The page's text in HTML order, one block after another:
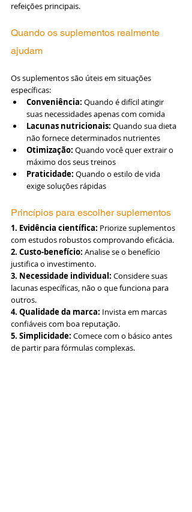
refeições principais.
Quando os suplementos realmente
ajudam
Os suplementos são úteis em situações
específicas:
Conveniência: Quando é difícil atingir
suas necessidades apenas com comida
Lacunas nutricionais: Quando sua dieta
não fornece determinados nutrientes
Otimização: Quando você quer extrair o
máximo dos seus treinos
Praticidade: Quando o estilo de vida
exige soluções rápidas
Princípios para escolher suplementos
1. Evidência científica: Priorize suplementos
com estudos robustos comprovando eficácia.
2. Custo-benefício: Analise se o benefício
justifica o investimento.
3. Necessidade individual: Considere suas
lacunas específicas, não o que funciona para
outros.
4. Qualidade da marca: Invista em marcas
confiáveis com boa reputação.
5. Simplicidade: Comece com o básico antes
de partir para fórmulas complexas.